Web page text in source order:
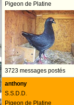
Pigeon de Platine
3723 messages postés
anthony
S.S.D.D.
Pigeon de Platine